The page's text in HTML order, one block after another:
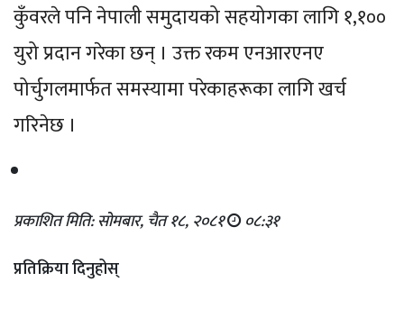
कुँवरले पनि नेपाली समुदायको सहयोगका लागि १,१००
युरो प्रदान गरेका छन् । उक्त रकम एनआरएनए
पोर्चुगलमार्फत समस्यामा परेकाहरूका लागि खर्च
गरिनेछ ।
प्रकाशित मिति: सोमबार, चैत १८, २०८१ ०८:३१
प्रतिक्रिया दिनुहोस्